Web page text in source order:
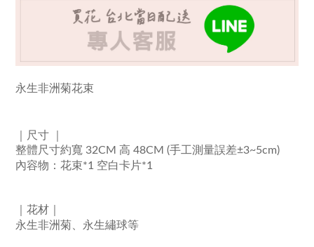
永生非洲菊花束
｜尺寸 ｜
整體尺寸​約寬 32CM 高 48CM (手工測量誤差±3~5cm)
內容物：花束*1 空白卡片*1
｜ 花材 ｜
永生非洲菊、永生繡球等